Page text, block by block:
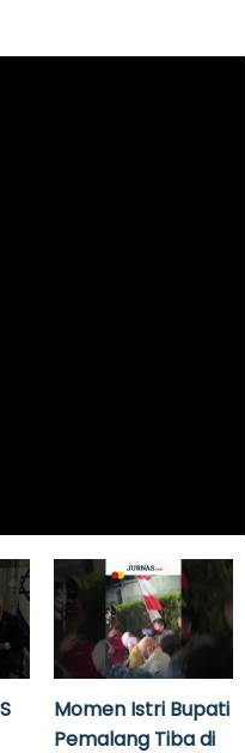
Momen Istri Bupati
Pemalang Tiba di